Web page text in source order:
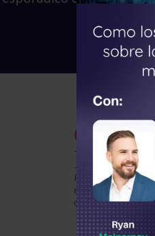
Los
Para lograr una
específicos y
definidos